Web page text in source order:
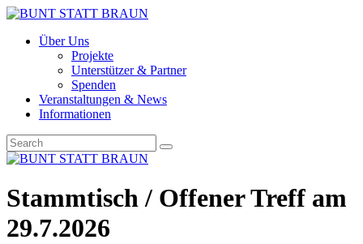
Über Uns
Projekte
Unterstützer & Partner
Spenden
Veranstaltungen & News
Informationen
Stammtisch / Offener Treff am
29.7.2026